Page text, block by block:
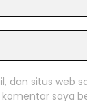
dan situs web
saya